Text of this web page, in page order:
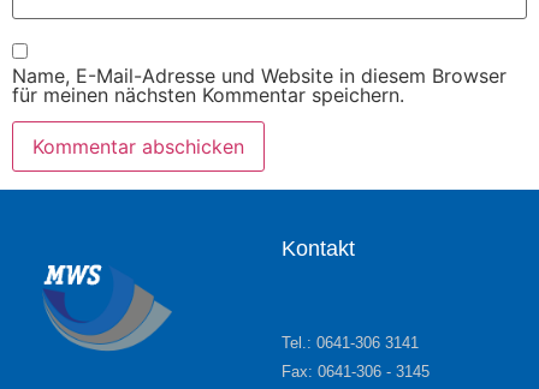
Name, E-Mail-Adresse und Website in diesem Browser
für meinen nächsten Kommentar speichern.
Kontakt
Tel.: 0641-306 3141
Fax: 0641-306 - 3145